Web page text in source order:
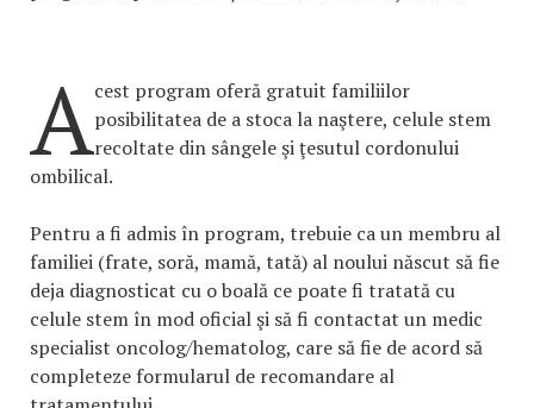
Acest program oferă gratuit familiilor
posibilitatea de a stoca la naştere, celule stem
recoltate din sângele şi ţesutul cordonului
ombilical.
Pentru a fi admis în program, trebuie ca un membru al
familiei (frate, soră, mamă, tată) al noului născut să fie
deja diagnosticat cu o boală ce poate fi tratată cu
celule stem în mod oficial şi să fi contactat un medic
specialist oncolog/hematolog, care să fie de acord să
completeze formularul de recomandare al